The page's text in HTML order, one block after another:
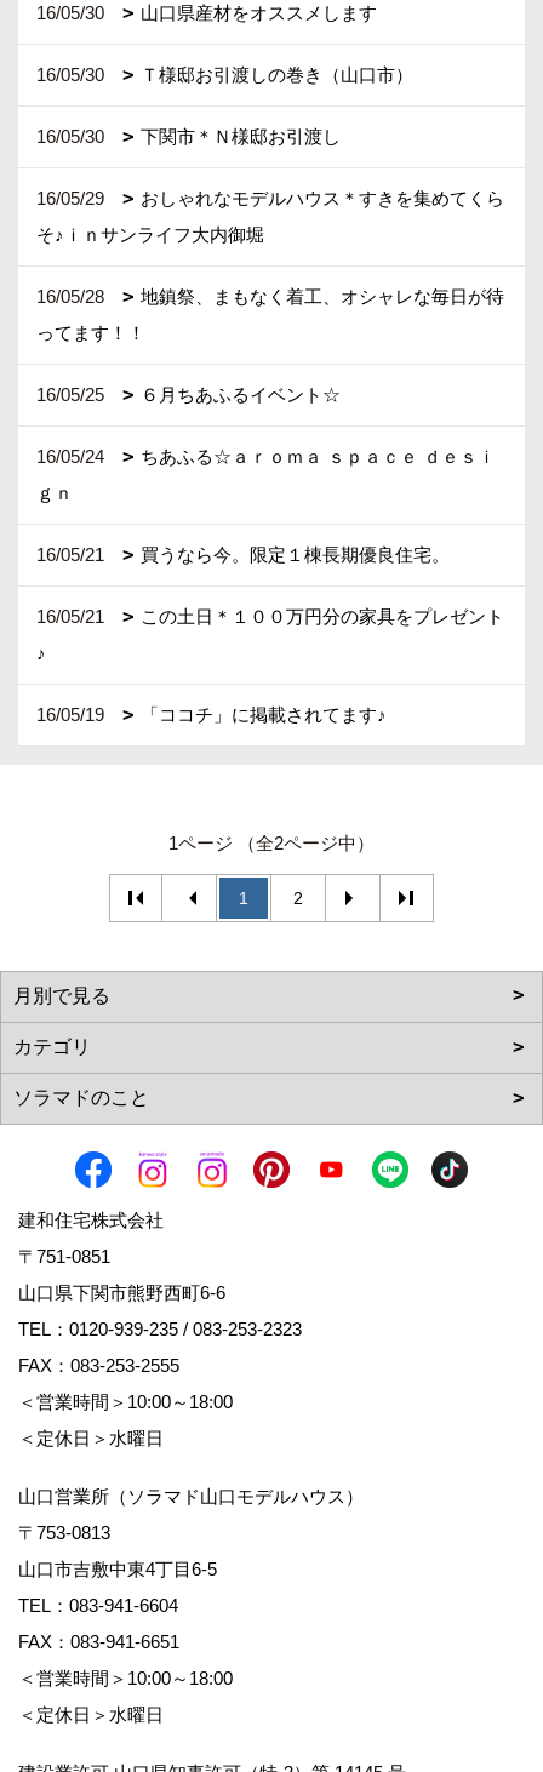
16/05/30 山口県産材をオススメします
16/05/30 Ｔ様邸お引渡しの巻き（山口市）
16/05/30 下関市＊Ｎ様邸お引渡し
16/05/29
おしゃれなモデルハウス＊すきを集めてくら
そ♪ｉｎサンライフ大内御堀
16/05/28
地鎮祭、まもなく着工、オシャレな毎日が待
ってます！！
16/05/25 ６月ちあふるイベント☆
16/05/24
ちあふる☆ａｒｏｍａ ｓｐａｃｅ ｄｅｓｉ
ｇｎ
16/05/21 買うなら今。限定１棟長期優良住宅。
16/05/21
この土日＊１００万円分の家具をプレゼント
♪
16/05/19 「ココチ」に掲載されてます♪
1ページ （全2ページ中）
1 2
建和住宅株式会社
〒751-0851
山口県下関市熊野西町6-6
TEL： 0120-939-235 / 083-253-2323
FAX：083-253-2555
＜営業時間＞10:00～18:00
＜定休日＞水曜日
山口営業所（ソラマド山口モデルハウス）
〒753-0813
山口市吉敷中東4丁目6-5
TEL： 083-941-6604
FAX：083-941-6651
＜営業時間＞10:00～18:00
＜定休日＞水曜日